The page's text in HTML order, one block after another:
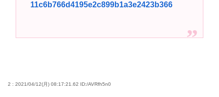
まれるの？
Powered by livedoor 相互RSS
11c6b766d4195e2c899b1a3e2423b366
2 : 2021/04/12(月) 08:17:21.62 ID:/AVRfh5n0